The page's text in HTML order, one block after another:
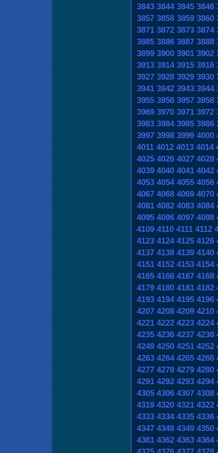
3843 3844 3845 3846
3857 3858 3859 3860
3871 3872 3873 3874
3885 3886 3887 3888
3899 3900 3901 3902
3913 3914 3915 3916
3927 3928 3929 3930
3941 3942 3943 3944
3955 3956 3957 3958
3969 3970 3971 3972
3983 3984 3985 3986
3997 3998 3999 4000
4011 4012 4013 4014
4025 4026 4027 4028
4039 4040 4041 4042
4053 4054 4055 4056
4067 4068 4069 4070
4081 4082 4083 4084
4095 4096 4097 4098
4109 4110 4111 4112
4123 4124 4125 4126
4137 4138 4139 4140
4151 4152 4153 4154
4165 4166 4167 4168
4179 4180 4181 4182
4193 4194 4195 4196
4207 4208 4209 4210
4221 4222 4223 4224
4235 4236 4237 4238
4249 4250 4251 4252
4263 4264 4265 4266
4277 4278 4279 4280
4291 4292 4293 4294
4305 4306 4307 4308
4319 4320 4321 4322
4333 4334 4335 4336
4347 4348 4349 4350
4361 4362 4363 4364